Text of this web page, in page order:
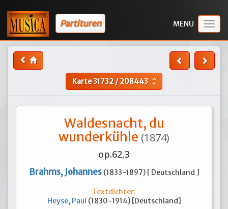
Partituren
Karte31732/208443 unfold_more
Waldesnacht, du
wunderkühle (1874)
op.62,3
Brahms, Johannes (1833-1897) [ Deutschland ]
Textdichter:
Heyse, Paul (1830-1914) [Deutschland]